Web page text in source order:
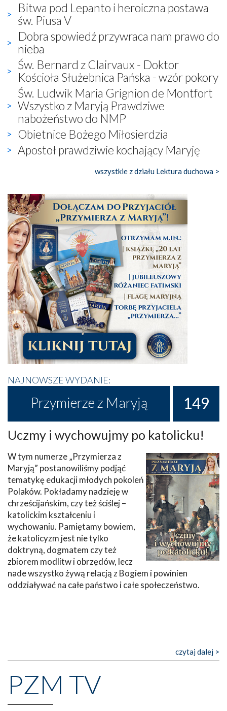
Bitwa pod Lepanto i heroiczna postawa
św. Piusa V
Dobra spowiedź przywraca nam prawo do
nieba
Św. Bernard z Clairvaux - Doktor
Kościoła Służebnica Pańska - wzór pokory
Św. Ludwik Maria Grignion de Montfort
Wszystko z Maryją Prawdziwe
nabożeństwo do NMP
Obietnice Bożego Miłosierdzia
Apostoł prawdziwie kochający Maryję
wszystkie z działu Lektura duchowa >
NAJNOWSZE WYDANIE:
Przymierze z Maryją 149
Uczmy i wychowujmy po katolicku!
W tym numerze „Przymierza z
Maryją” postanowiliśmy podjąć
tematykę edukacji młodych pokoleń
Polaków. Pokładamy nadzieję w
chrześcijańskim, czy też ściślej –
katolickim kształceniu i
wychowaniu. Pamiętamy bowiem,
że katolicyzm jest nie tylko
doktryną, dogmatem czy też
zbiorem modlitw i obrzędów, lecz
nade wszystko żywą relacją z Bogiem i powinien
oddziaływać na całe państwo i całe społeczeństwo.
czytaj dalej >
PZM TV